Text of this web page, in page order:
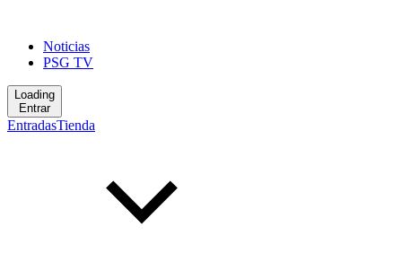
Noticias
PSG TV
Loading
Entrar
EntradasTienda